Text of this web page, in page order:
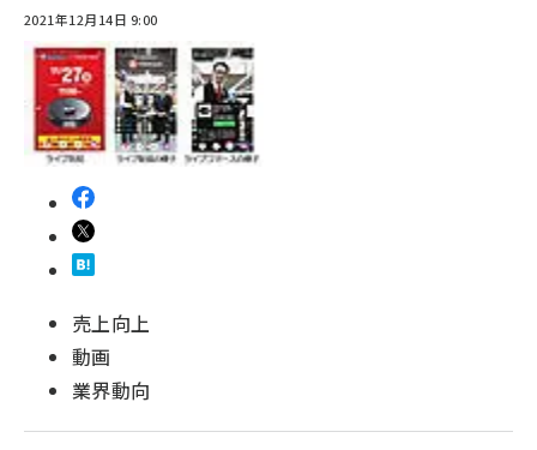
2021年12月14日 9:00
売上向上
動画
業界動向